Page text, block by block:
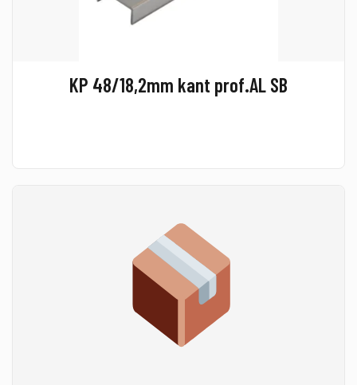
KP 48/18,2mm kant prof.AL SB